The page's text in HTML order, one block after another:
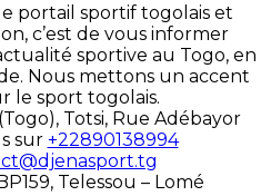
le portail sportif togolais et
c’est de vous informer
sportive au Togo, en
Nous mettons un accent
le sport togolais.
Totsi, Rue Adébayor
sur +22890138994
Telessou – Lomé